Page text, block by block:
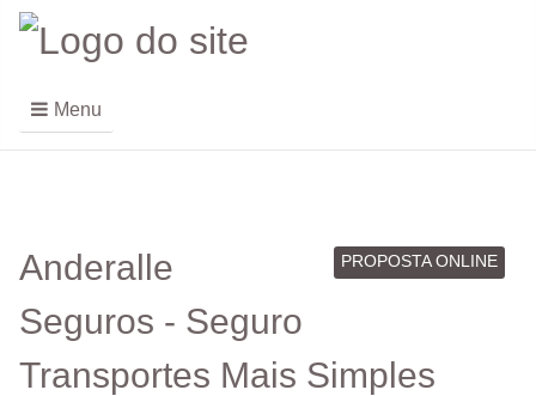
Menu
PROPOSTA ONLINE
Anderalle
Seguros - Seguro
Transportes Mais Simples